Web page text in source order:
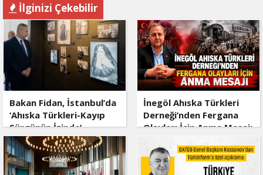
İlginizi Çekebilir
Bakan Fidan, İstanbul’da
‘Ahıska Türkleri-Kayıp
Sürgünün İzinde’
sergisinin açılışına katıldı
İnegöl Ahıska Türkleri
Derneği’nden Fergana
Olayları İçin Anma Mesajı